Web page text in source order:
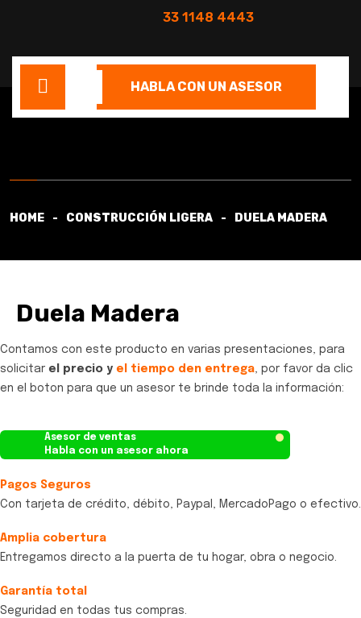
33 1148 4443
HABLA CON UN ASESOR
HOME CONSTRUCCIÓN LIGERA DUELA MADERA
Duela Madera
Contamos con este producto en varias presentaciones, para
solicitar el precio y el tiempo den entrega, por favor da clic
en el boton para que un asesor te brinde toda la información:
Asesor de ventas
Habla con un asesor ahora
Pagos Seguros
Con tarjeta de crédito, débito, Paypal, MercadoPago o efectivo.
Amplia cobertura
Entregamos directo a la puerta de tu hogar, obra o negocio.
Garantía total
Seguridad en todas tus compras.